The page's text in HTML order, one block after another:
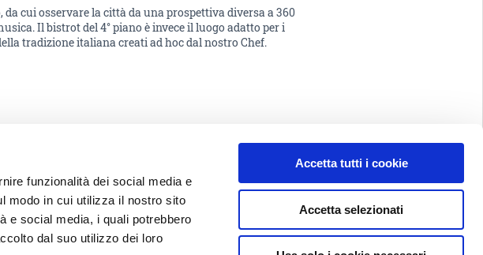
funzionalità dei social media e
modo in cui utilizza il nostro sito
e social media, i quali potrebbero
dal suo utilizzo dei loro
Accetta tutti i cookie
Accetta selezionati
cui osservare la città da una prospettiva diversa a 360
Il bistrot del 4° piano è invece il luogo adatto per i
tradizione italiana creati ad hoc dal nostro Chef.